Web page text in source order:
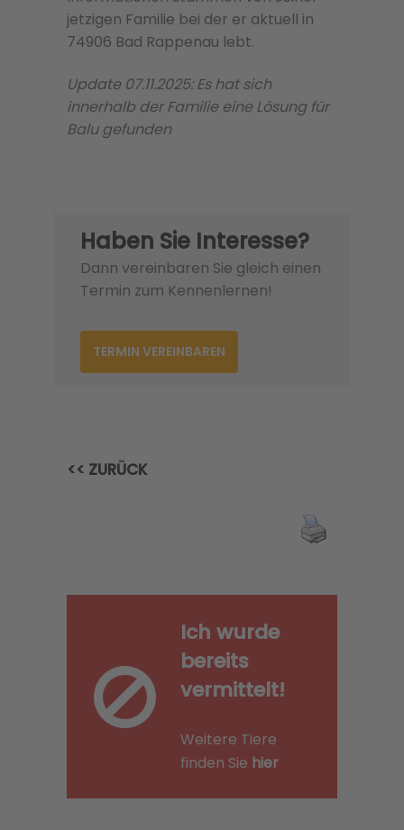
jetzigen Familie bei der er aktuell in
74906 Bad Rappenau lebt.
Update 07.11.2025: Es hat sich
innerhalb der Familie eine Lösung für
Balu gefunden
Haben Sie Interesse?
Dann vereinbaren Sie gleich einen
Termin zum Kennenlernen!
TERMIN VEREINBAREN
<< ZURÜCK
Ich wurde
bereits
vermittelt!
Weitere Tiere
finden Sie hier